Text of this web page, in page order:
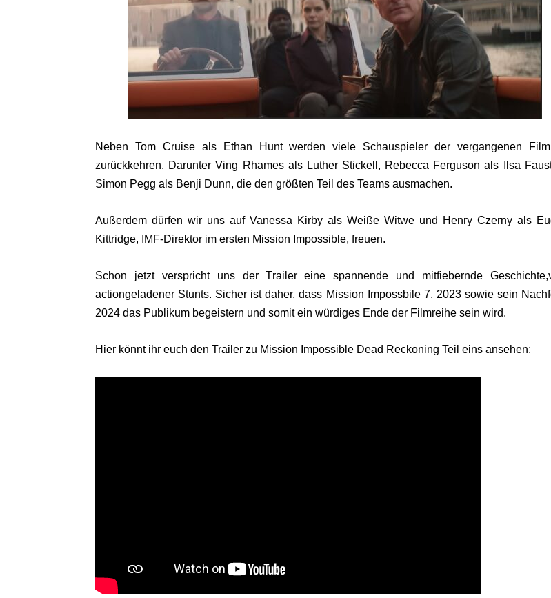
Neben Tom Cruise als Ethan Hunt werden viele Schauspieler der vergangenen
zurückkehren. Darunter Ving Rhames als Luther Stickell, Rebecca Ferguson als Ilsa
Simon Pegg als Benji Dunn, die den größten Teil des Teams ausmachen.
Außerdem dürfen wir uns auf Vanessa Kirby als Weiße Witwe und Henry Czerny als
Kittridge, IMF-Direktor im ersten Mission Impossible, freuen.
Schon jetzt verspricht uns der Trailer eine spannende und mitfiebernde
actiongeladener Stunts. Sicher ist daher, dass Mission Impossbile 7, 2023 sowie sein
2024 das Publikum begeistern und somit ein würdiges Ende der Filmreihe sein wird.
Hier könnt ihr euch den Trailer zu Mission Impossible Dead Reckoning Teil eins ansehen: